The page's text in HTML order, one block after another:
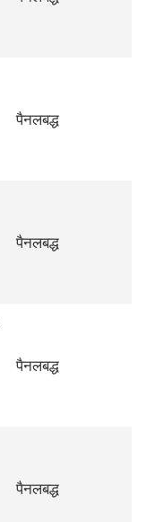
पैनलबद्ध
पैनलबद्ध
पैनलबद्ध
पैनलबद्ध